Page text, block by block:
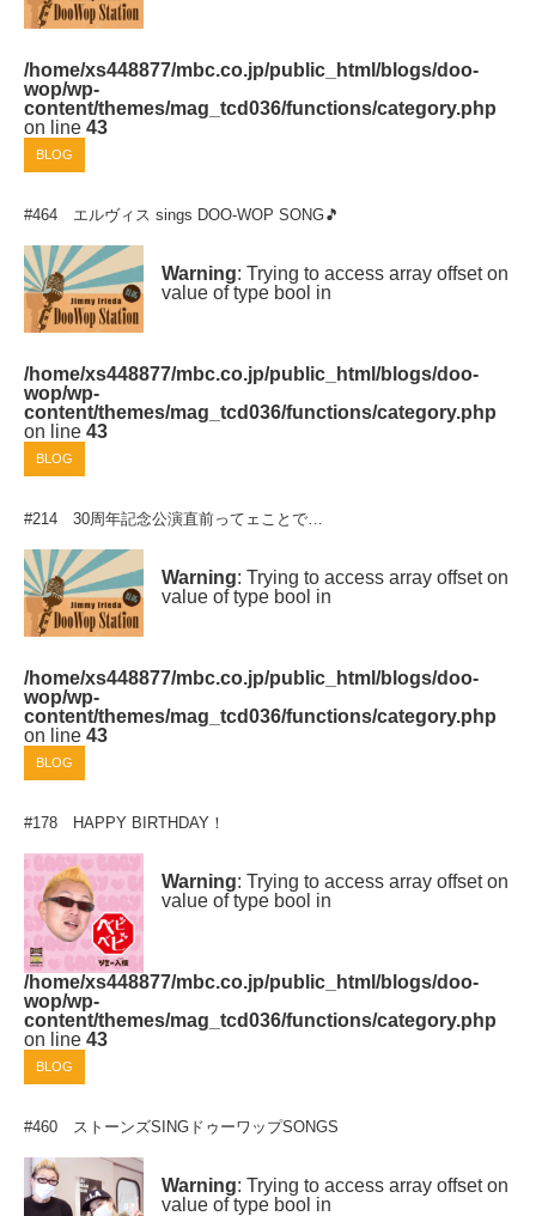
/home/xs448877/mbc.co.jp/public_html/blogs/doo-
wop/wp-
content/themes/mag_tcd036/functions/category.php
on line 43
BLOG
#464 エルヴィス sings DOO-WOP SONG🎵
Warning: Trying to access array offset on
value of type bool in
/home/xs448877/mbc.co.jp/public_html/blogs/doo-
wop/wp-
content/themes/mag_tcd036/functions/category.php
on line 43
BLOG
#214 30周年記念公演直前ってェことで…
Warning: Trying to access array offset on
value of type bool in
/home/xs448877/mbc.co.jp/public_html/blogs/doo-
wop/wp-
content/themes/mag_tcd036/functions/category.php
on line 43
BLOG
#178 HAPPY BIRTHDAY！
Warning: Trying to access array offset on
value of type bool in
/home/xs448877/mbc.co.jp/public_html/blogs/doo-
wop/wp-
content/themes/mag_tcd036/functions/category.php
on line 43
BLOG
#460 ストーンズSINGドゥーワップSONGS
Warning: Trying to access array offset on
value of type bool in